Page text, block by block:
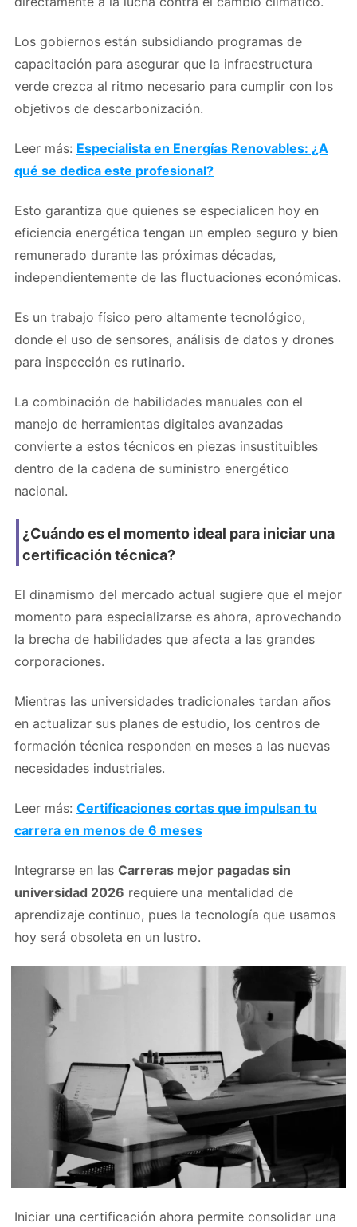
Los gobiernos están subsidiando programas de
capacitación para asegurar que la infraestructura
verde crezca al ritmo necesario para cumplir con los
objetivos de descarbonización.
Leer más: Especialista en Energías Renovables: ¿A
qué se dedica este profesional?
Esto garantiza que quienes se especialicen hoy en
eficiencia energética tengan un empleo seguro y bien
remunerado durante las próximas décadas,
independientemente de las fluctuaciones económicas.
Es un trabajo físico pero altamente tecnológico,
donde el uso de sensores, análisis de datos y drones
para inspección es rutinario.
La combinación de habilidades manuales con el
manejo de herramientas digitales avanzadas
convierte a estos técnicos en piezas insustituibles
dentro de la cadena de suministro energético
nacional.
¿Cuándo es el momento ideal para iniciar una
certificación técnica?
El dinamismo del mercado actual sugiere que el mejor
momento para especializarse es ahora, aprovechando
la brecha de habilidades que afecta a las grandes
corporaciones.
Mientras las universidades tradicionales tardan años
en actualizar sus planes de estudio, los centros de
formación técnica responden en meses a las nuevas
necesidades industriales.
Leer más: Certificaciones cortas que impulsan tu
carrera en menos de 6 meses
Integrarse en las Carreras mejor pagadas sin
universidad 2026 requiere una mentalidad de
aprendizaje continuo, pues la tecnología que usamos
hoy será obsoleta en un lustro.
Iniciar una certificación ahora permite consolidar una